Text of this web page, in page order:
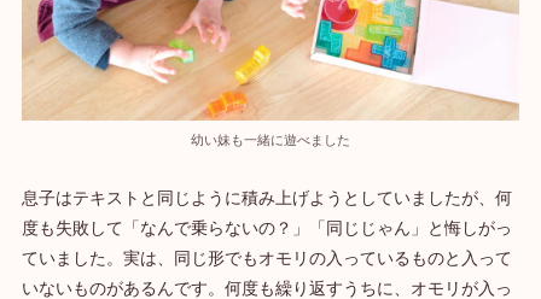
幼い妹も一緒に遊べました
息子はテキストと同じように積み上げようとしていましたが、何
度も失敗して「なんで乗らないの？」「同じじゃん」と悔しがっ
ていました。実は、同じ形でもオモリの入っているものと入って
いないものがあるんです。何度も繰り返すうちに、オモリが入っ